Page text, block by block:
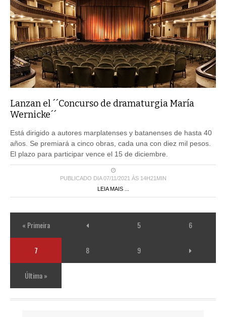
Wernicke´´
años. Se premiará a cinco obras, cada una con diez mil pesos.
El plazo para participar vence el 15 de diciembre.
PUBLICADO DIA 07/11/2021 ÀS 14H21MIN
LEIA MAIS ...
« Primeira 5 6
7
Última »